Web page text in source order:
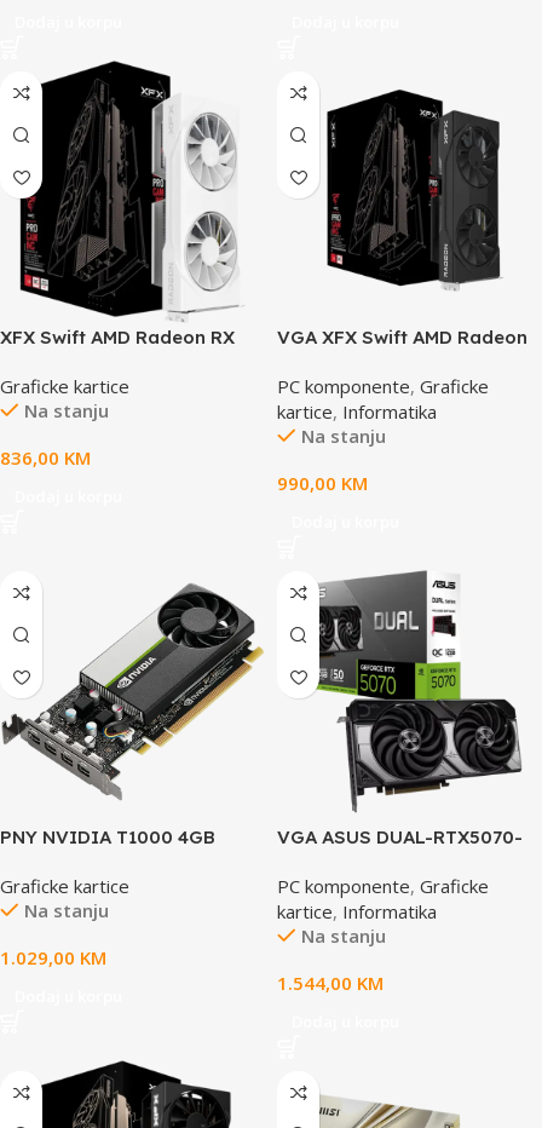
XFX Swift AMD Radeon RX
GDDR6 128-bit HDMI 2x DP
Graficke kartice
Na stanju
836,00 KM
VGA XFX Swift AMD Radeon
128-bit HDMI 2x DP RX-
96TSW16BQ
PC komponente, Graficke
kartice, Informatika
Na stanju
990,00 KM
PNY NVIDIA T1000 4GB
PCI-Express 3.0 x16, LP, 4 GB
GDDR6 128-bit, 4x Mini DP
Graficke kartice
Na stanju
1.029,00 KM
VGA ASUS DUAL-RTX5070-
3x DP, 1x HDMI
PC komponente, Graficke
kartice, Informatika
Na stanju
1.544,00 KM